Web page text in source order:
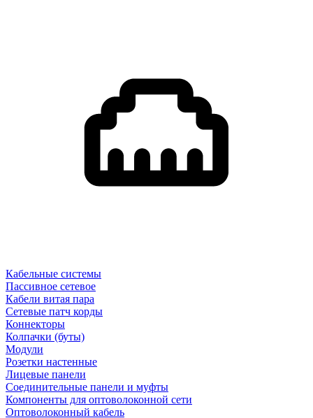
Кабельные системы
Пассивное сетевое
Кабели витая пара
Сетевые патч корды
Коннекторы
Колпачки (буты)
Модули
Розетки настенные
Лицевые панели
Соединительные панели и муфты
Компоненты для оптоволоконной сети
Оптоволоконный кабель